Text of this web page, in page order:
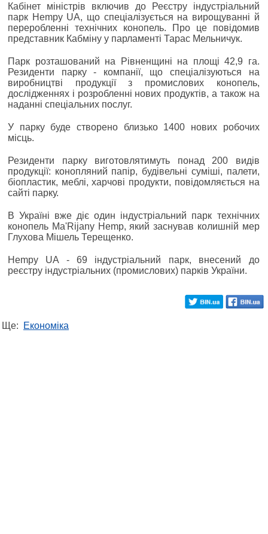
Кабінет міністрів включив до Реєстру індустріальний
парк Hempy UA, що спеціалізується на вирощуванні й
переробленні технічних конопель. Про це повідомив
представник Кабміну у парламенті Тарас Мельничук.
Парк розташований на Рівненщині на площі 42,9 га.
Резиденти парку - компанії, що спеціалізуються на
виробництві продукції з промислових конопель,
дослідженнях і розробленні нових продуктів, а також на
наданні спеціальних послуг.
У парку буде створено близько 1400 нових робочих
місць.
Резиденти парку виготовлятимуть понад 200 видів
продукції: конопляний папір, будівельні суміші, палети,
біопластик, меблі, харчові продукти, повідомляється на
сайті парку.
В Україні вже діє один індустріальний парк технічних
конопель Ma'Rijany Hemp, який заснував колишній мер
Глухова Мішель Терещенко.
Hempy UA - 69 індустріальний парк, внесений до
реєстру індустріальних (промислових) парків України.
Ще: Економіка